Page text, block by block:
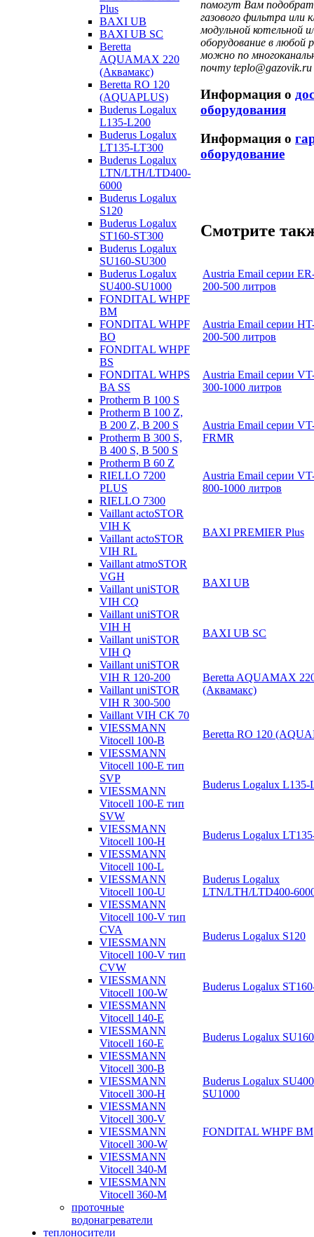
Plus
BAXI UB
BAXI UB SC
Beretta
AQUAMAX 220
(Аквамакс)
Beretta RO 120
(AQUAPLUS)
Buderus Logalux
L135-L200
Buderus Logalux
LT135-LT300
Buderus Logalux
LTN/LTH/LTD400-
6000
Buderus Logalux
S120
Buderus Logalux
ST160-ST300
Buderus Logalux
SU160-SU300
Buderus Logalux
SU400-SU1000
FONDITAL WHPF
BM
FONDITAL WHPF
BO
FONDITAL WHPF
BS
FONDITAL WHPS
BA SS
Protherm B 100 S
Protherm B 100 Z,
B 200 Z, B 200 S
Protherm B 300 S,
B 400 S, B 500 S
Protherm B 60 Z
RIELLO 7200
PLUS
RIELLO 7300
Vaillant actoSTOR
VIH K
Vaillant actoSTOR
VIH RL
Vaillant atmoSTOR
VGH
Vaillant uniSTOR
VIH CQ
Vaillant uniSTOR
VIH H
Vaillant uniSTOR
VIH Q
Vaillant uniSTOR
VIH R 120-200
Vaillant uniSTOR
VIH R 300-500
Vaillant VIH CK 70
VIESSMANN
Vitocell 100-B
VIESSMANN
Vitocell 100-E тип
SVP
VIESSMANN
Vitocell 100-E тип
SVW
VIESSMANN
Vitocell 100-H
VIESSMANN
Vitocell 100-L
VIESSMANN
Vitocell 100-U
VIESSMANN
Vitocell 100-V тип
CVA
VIESSMANN
Vitocell 100-V тип
CVW
VIESSMANN
Vitocell 100-W
VIESSMANN
Vitocell 140-E
VIESSMANN
Vitocell 160-E
VIESSMANN
Vitocell 300-B
VIESSMANN
Vitocell 300-H
VIESSMANN
Vitocell 300-V
VIESSMANN
Vitocell 300-W
VIESSMANN
Vitocell 340-M
VIESSMANN
Vitocell 360-M
проточные
водонагреватели
теплоносители
помогут Вам
газового фильтра
модульной котельной
оборудование в любой
можно по
почту teplo@gazovik.ru
Информация о
оборудования
Информация о
оборудование
Смотрите
Austria Email серии
200-500 литров
Austria Email серии
200-500 литров
Austria Email серии
300-1000 литров
Austria Email серии
FRMR
Austria Email серии
800-1000 литров
BAXI PREMIER Plus
BAXI UB
BAXI UB SC
Beretta AQUAMAX
(Аквамакс)
Beretta RO 120
Buderus Logalux L135-
Buderus Logalux
Buderus Logalux
LTN/LTH/LTD400-
Buderus Logalux S120
Buderus Logalux
Buderus Logalux
Buderus Logalux
SU1000
FONDITAL WHPF BM